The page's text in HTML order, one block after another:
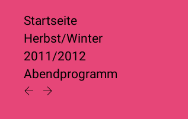
Startseite
Herbst/Winter
2011/2012
Abendprogramm